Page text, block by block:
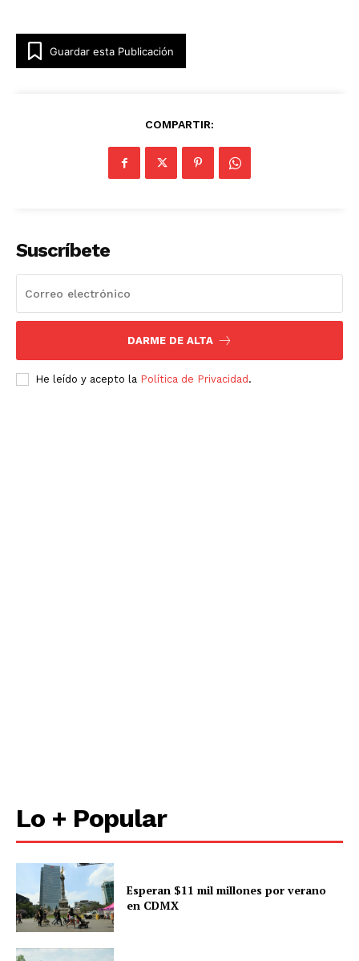
Guardar esta Publicación
COMPARTIR:
Suscríbete
DARME DE ALTA
He leído y acepto la Política de Privacidad .
Lo + Popular
Esperan $11 mil millones por verano
en CDMX